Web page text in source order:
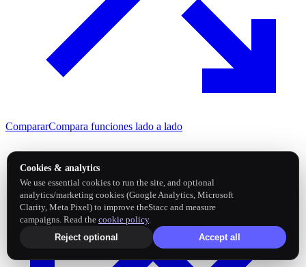
CompararCompara funciones lado a lado
Cookies & analytics
We use essential cookies to run the site, and optional
analytics/marketing cookies (Google Analytics, Microsoft
Clarity, Meta Pixel) to improve theStacc and measure
campaigns. Read the cookie policy.
Reject optional
Accept all